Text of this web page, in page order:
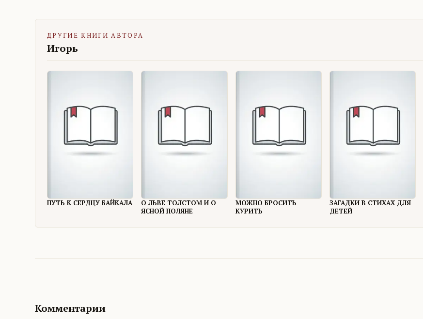
ДРУГИЕ КНИГИ АВТОРА
Игорь
ПУТЬ К СЕРДЦУ БАЙКАЛА
О ЛЬВЕ ТОЛСТОМ И О
ЯСНОЙ ПОЛЯНЕ
МОЖНО БРОСИТЬ
КУРИТЬ
ЗАГАДКИ В СТИХАХ ДЛЯ
ДЕТЕЙ
Комментарии